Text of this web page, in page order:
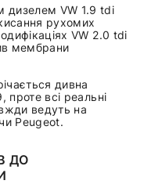
дизелем VW 1.9 tdi
рухомих
VW 2.0 tdi
мембрани
дивна
всі реальні
ведуть на
Peugeot.
ДО